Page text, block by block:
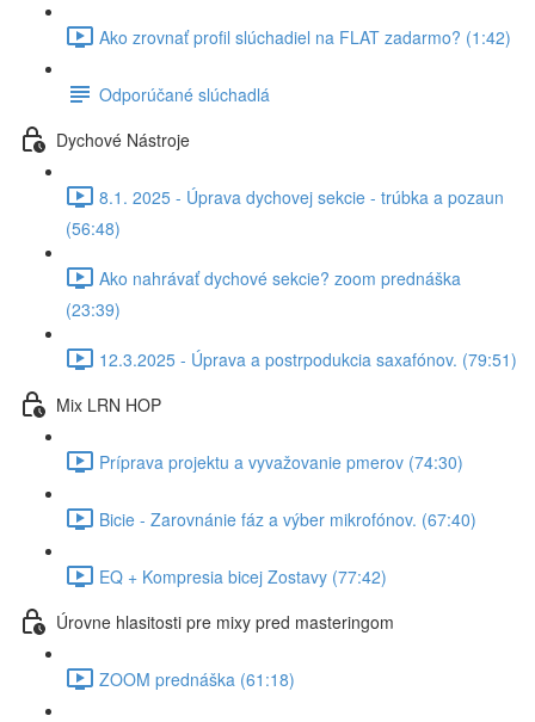
Ako zrovnať profil slúchadiel na FLAT zadarmo? (1:42)
Odporúčané slúchadlá
Dychové Nástroje
8.1. 2025 - Úprava dychovej sekcie - trúbka a pozaun
(56:48)
Ako nahrávať dychové sekcie? zoom prednáška
(23:39)
12.3.2025 - Úprava a postrpodukcia saxafónov. (79:51)
Mix LRN HOP
Príprava projektu a vyvažovanie pmerov (74:30)
Bicie - Zarovnánie fáz a výber mikrofónov. (67:40)
EQ + Kompresia bicej Zostavy (77:42)
Úrovne hlasitosti pre mixy pred masteringom
ZOOM prednáška (61:18)